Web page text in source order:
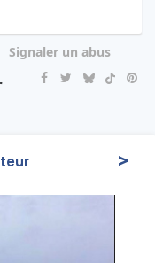
Signaler un abus
>